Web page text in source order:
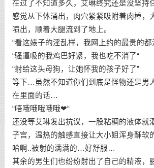
在过了不知道多久，艾琳终究还是没坚持
感觉从下体涌出，肉穴紧紧吸附着肉棒，
喷出，顺着大腿流到了地上。
“看这婊子的淫乱样，我网上约的最贵的都
“骚逼吸的我鸡巴好紧，我也吃不消了“
“射给这头母狗，让她怀我的孩子好了”
等下…虽然不知道你们到底是怪物还是男
在里面的话…
“唔哦哦哦哦哦❤“
还没等艾琳发出抗议，一股粘稠的液体就
子宫，温热的触感直接让大小姐浑身酥软
哈啊..被射的满满的…好舒服…
其余的男生们也纷纷射出了自己的精液，